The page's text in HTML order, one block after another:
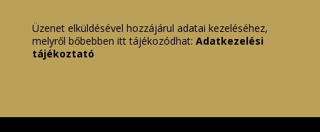
Üzenet elküldésével hozzájárul adatai kezeléséhez,
melyről bőbebben itt tájékozódhat: Adatkezelési
tájékoztató